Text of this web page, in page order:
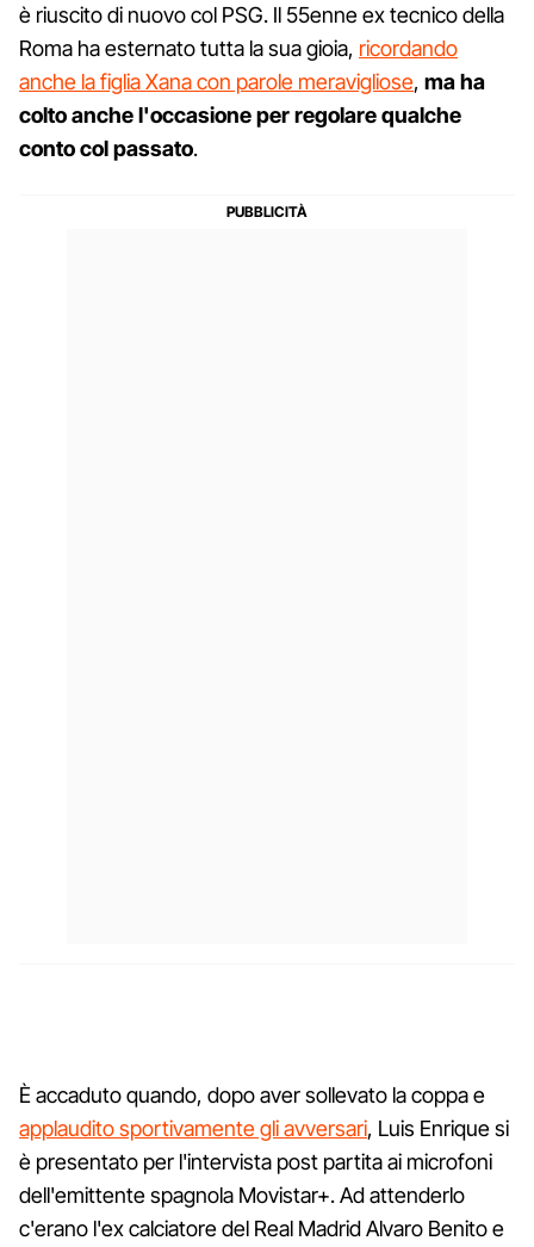
è riuscito di nuovo col PSG. Il 55enne ex tecnico della
Roma ha esternato tutta la sua gioia, ricordando
anche la figlia Xana con parole meravigliose, ma ha
colto anche l'occasione per regolare qualche
conto col passato.
È accaduto quando, dopo aver sollevato la coppa e
applaudito sportivamente gli avversari, Luis Enrique si
è presentato per l'intervista post partita ai microfoni
dell'emittente spagnola Movistar+. Ad attenderlo
c'erano l'ex calciatore del Real Madrid Alvaro Benito e